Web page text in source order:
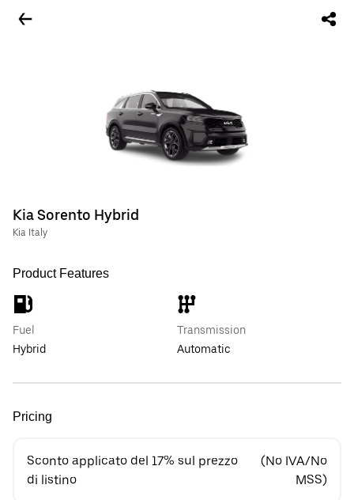
Kia Sorento Hybrid
Kia Italy
Product Features
Fuel
Hybrid
Transmission
Automatic
Pricing
Sconto applicato del 17% sul prezzo
di listino
(No IVA/No
MSS)